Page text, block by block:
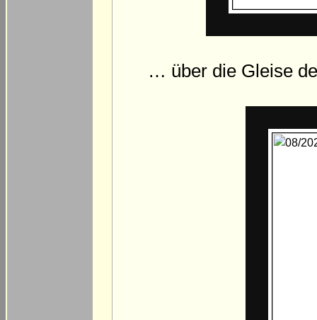
… über die Gleise